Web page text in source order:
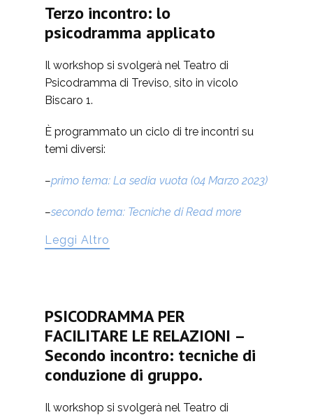
Terzo incontro: lo
psicodramma applicato
Il workshop si svolgerà nel Teatro di
Psicodramma di Treviso, sito in vicolo
Biscaro 1.
È programmato un ciclo di tre incontri su
temi diversi:
–primo tema: La sedia vuota (04 Marzo 2023)
–secondo tema: Tecniche diRead more
Leggi Altro
PSICODRAMMA PER
FACILITARE LE RELAZIONI –
Secondo incontro: tecniche di
conduzione di gruppo.
Il workshop si svolgerà nel Teatro di